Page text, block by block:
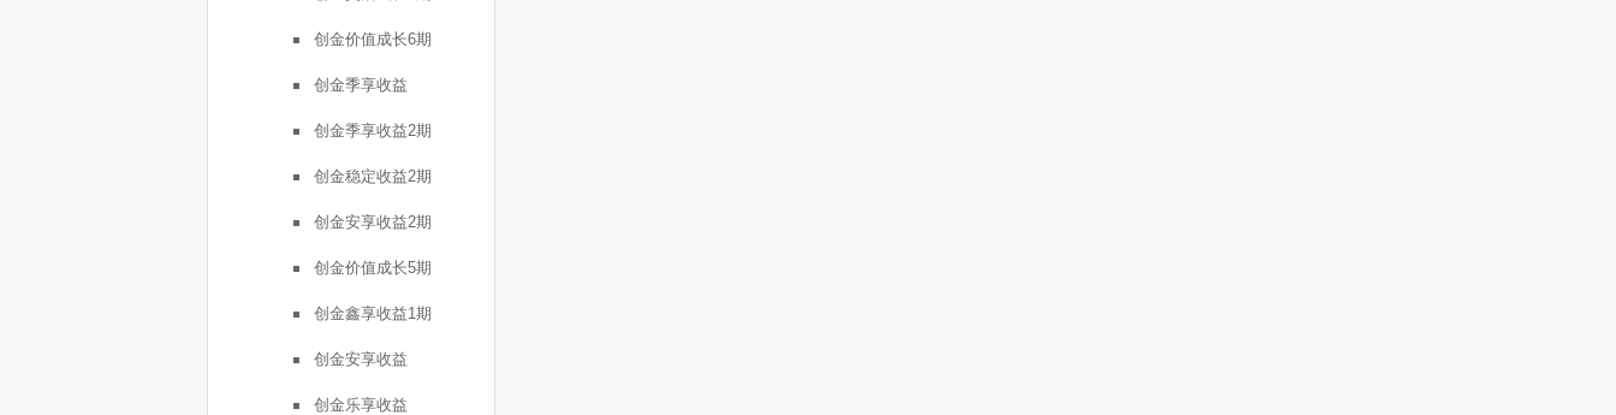
创金价值成长6期
创金季享收益
创金季享收益2期
创金稳定收益2期
创金安享收益2期
创金价值成长5期
创金鑫享收益1期
创金安享收益
创金乐享收益